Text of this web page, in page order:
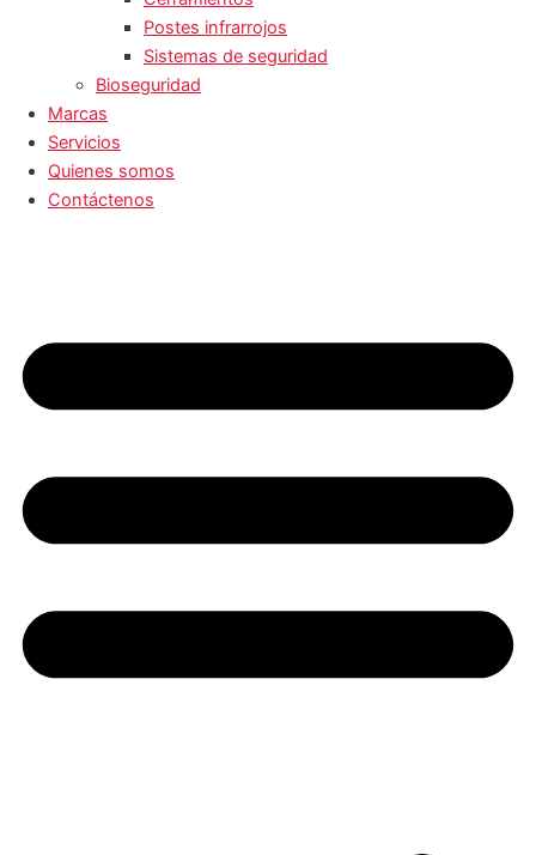
Postes infrarrojos
Sistemas de seguridad
Bioseguridad
Marcas
Servicios
Quienes somos
Contáctenos